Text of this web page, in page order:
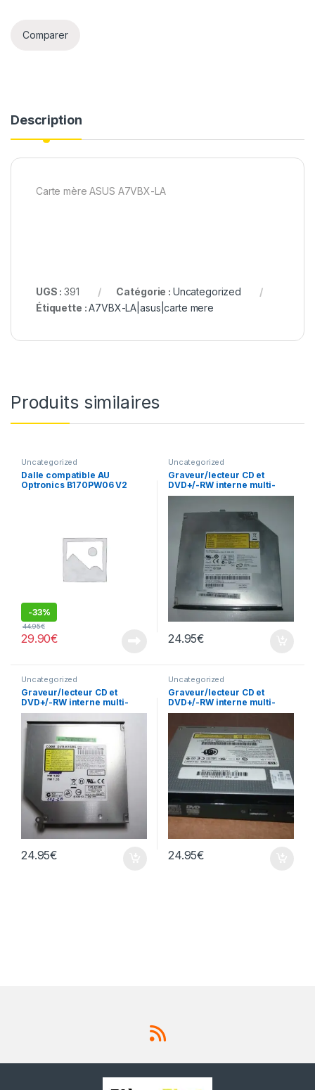
Comparer
Description
Carte mère ASUS A7VBX-LA
UGS :391 Catégorie : Uncategorized
Étiquette :A7VBX-LA|asus|carte mere
Produits similaires
Uncategorized
Dalle compatible AU
Optronics B170PW06 V2
-33%
29.90€
44.95€
Uncategorized
Graveur/lecteur CD et
DVD+/-RW interne multi-
recorder portable AD-
24.95€
Uncategorized
Graveur/lecteur CD et
DVD+/-RW interne multi-
recorder portable DVR-
K16RS
24.95€
Uncategorized
Graveur/lecteur CD et
DVD+/-RW interne multi-
recorder portable TS-L632
24.95€